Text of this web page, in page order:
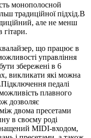
монополосной
традиційної підхід.В
але не менш
гітари.
що працює в
управління
збережені в 6
викликати які можна
педалі
плавного
дозволяє
двома пресетами
в своєму роді
MIDI-входом,